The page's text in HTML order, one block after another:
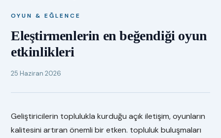
OYUN & EĞLENCE
Eleştirmenlerin en beğendiği oyun
etkinlikleri
25 Haziran 2026
Geliştiricilerin toplulukla kurduğu açık iletişim, oyunların
kalitesini artıran önemli bir etken. topluluk buluşmaları